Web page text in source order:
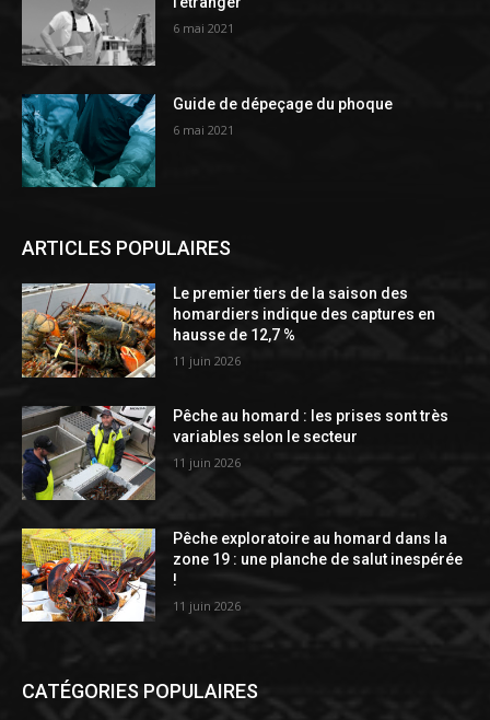
6 mai 2021
Guide de dépeçage du phoque
6 mai 2021
ARTICLES POPULAIRES
Le premier tiers de la saison des
homardiers indique des captures en
hausse de 12,7 %
11 juin 2026
Pêche au homard : les prises sont très
variables selon le secteur
11 juin 2026
Pêche exploratoire au homard dans la
zone 19 : une planche de salut inespérée
!
11 juin 2026
CATÉGORIES POPULAIRES